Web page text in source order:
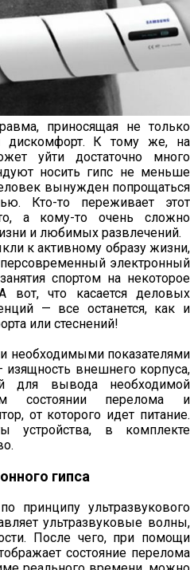
приносящая не только
К тому же, на
уйти достаточно много
носить гипс не меньше
вынужден попрощаться
Кто-то переживает этот
а кому-то очень сложно
и любимых развлечений.
к активному образу жизни,
электронный
спортом на некоторое
вот, что касается деловых
— все останется, как и
или стеснений!
необходимыми показателями
изящность внешнего корпуса,
для вывода необходимой
состоянии перелома и
от которого идет питание.
устройства, в комплекте
гипса
принципу ультразвукового
ультразвуковые волны,
После чего, при помощи
состояние перелома